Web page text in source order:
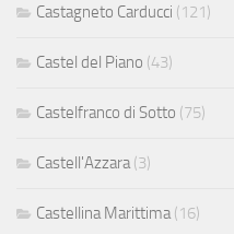
Castagneto Carducci (121)
Castel del Piano (43)
Castelfranco di Sotto (75)
Castell'Azzara (3)
Castellina Marittima (16)